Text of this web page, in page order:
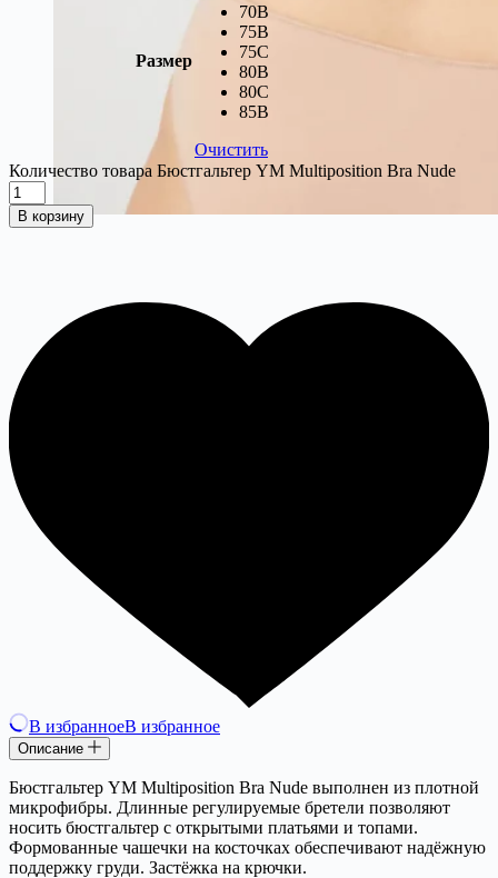
Размер
70B
75B
75C
80B
80C
85В
Очистить
Количество товара Бюстгальтер YM Multiposition Bra Nude
В корзину
В избранноеВ избранное
Описание
Бюстгальтер YM Multiposition Bra Nude выполнен из плотной
микрофибры. Длинные регулируемые бретели позволяют
носить бюстгальтер с открытыми платьями и топами.
Формованные чашечки на косточках обеспечивают надёжную
поддержку груди. Застёжка на крючки.